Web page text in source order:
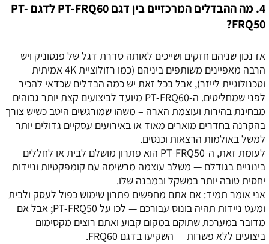
4. מה ההבדלים המרכזיים בין דגם PT-FRQ60 לדגם PT-
FRQ50?
אז נכון שניהם חזקים ושייכים לאותה סדרת דגל של פנסוניק ויש
הרבה מאפיינים משותפים ביניהם (כמו רזולוציית 4K אמיתית
וטכנולוגיית לייזר), אבל בכל זאת יש כמה הבדלים שכדאי להכיר
לפני שמחליטים. ה-PT-FRQ60 מיועד לביצועים קצת יותר גבוהים
מבחינת בהירות ועוצמת הארה – משהו שמורגשים היטב כשיש צורך
בהקרנה בחדרים מוארים מאוד או באירועים עסקיים גדולים יותר
למשל באולמות הרצאות וכנסים.
לעומת זאת, ה-PT-FRQ50 הוא פתרון מושלם לבית או לחללים
בינוניים בגודלם — משלב עוצמה מרשימה עם קומפקטיות וניידות
יחסית טובה יותר במשקל ובמבנה שלו.
אני אומר תמיד: אם אתם מחפשים פתרון שימוש כפול לעסק ולבית
ומעט ניידות תהיה בונוס עבורכם — לכו על PT-FRQ50; אבל אם
מדובר במערכת שתוקם במקום קבוע ואתם רוצים מקסימום
ביצועים ללא פשרות — השקיעו בדגם FRQ60.